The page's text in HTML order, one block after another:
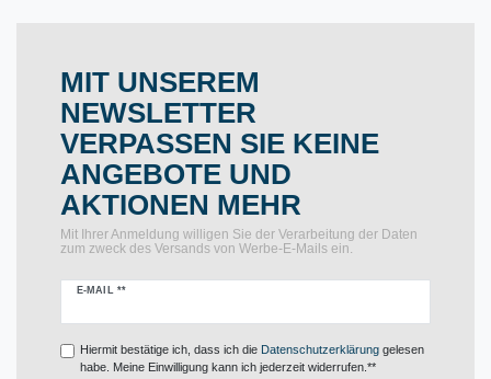
MIT UNSEREM
NEWSLETTER
VERPASSEN SIE KEINE
ANGEBOTE UND
AKTIONEN MEHR
Mit Ihrer Anmeldung willigen Sie der Verarbeitung der Daten
zum zweck des Versands von Werbe-E-Mails ein.
E-MAIL **
Newsletter
Hiermit bestätige ich, dass ich die Daten­schutz­erklärunggelesen
habe. Meine Einwilligung kann ich jederzeit widerrufen.**